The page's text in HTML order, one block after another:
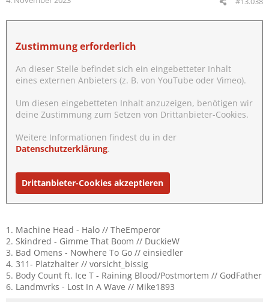
:
Zustimmung erforderlich
An dieser Stelle befindet sich ein eingebetteter Inhalt
eines externen Anbieters (z. B. von YouTube oder Vimeo).
Um diesen eingebetteten Inhalt anzuzeigen, benötigen wir
deine Zustimmung zum Setzen von Drittanbieter-Cookies.
Weitere Informationen findest du in der
Datenschutzerklärung.
Drittanbieter-Cookies akzeptieren
1. Machine Head - Halo // TheEmperor
2. Skindred - Gimme That Boom // DuckieW
3. Bad Omens - Nowhere To Go // einsiedler
4. 311- Platzhalter // vorsicht_bissig
5. Body Count ft. Ice T - Raining Blood/Postmortem // GodFather
6. Landmvrks - Lost In A Wave // Mike1893